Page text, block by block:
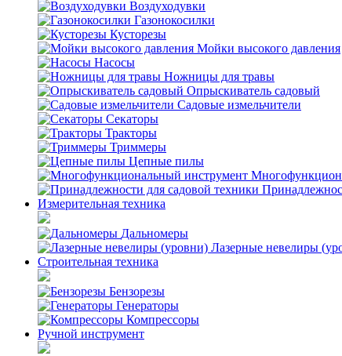
Воздуходувки
Газонокосилки
Кусторезы
Мойки высокого давления
Насосы
Ножницы для травы
Опрыскиватель садовый
Садовые измельчители
Секаторы
Тракторы
Триммеры
Цепные пилы
Измерительная техника
Дальномеры
Лазерные невелиры
Строительная техника
Бензорезы
Генераторы
Компрессоры
Ручной инструмент